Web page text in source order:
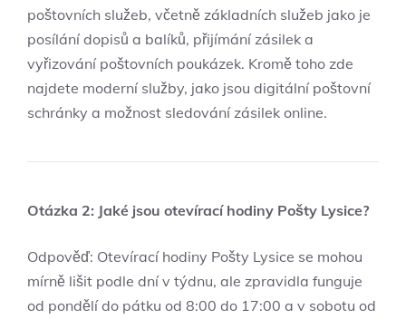
poštovních služeb, včetně základních služeb jako je
posílání dopisů a balíků, přijímání zásilek a
vyřizování poštovních poukázek. Kromě toho zde
najdete moderní služby, jako jsou digitální poštovní
schránky a možnost sledování zásilek online.
Otázka 2: Jaké jsou otevírací hodiny Pošty Lysice?
Odpověď: Otevírací hodiny Pošty Lysice se mohou
mírně lišit podle dní v týdnu, ale zpravidla funguje
od pondělí do pátku od 8:00 do 17:00 a v sobotu od